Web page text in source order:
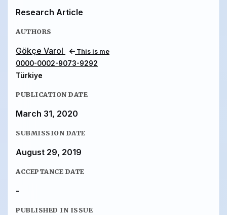
Research Article
AUTHORS
Gökçe Varol This is me
0000-0002-9073-9292
Türkiye
PUBLICATION DATE
March 31, 2020
SUBMISSION DATE
August 29, 2019
ACCEPTANCE DATE
-
PUBLISHED IN ISSUE